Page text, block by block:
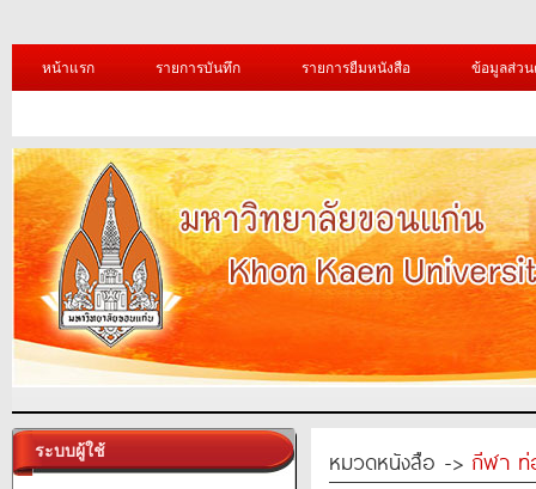
หน้าแรก รายการบันทึก รายการยืมหนังสือ ข้อมูลส่ว
ระบบผู้ใช้ หมวดหนังสือ -> กีฬา ท่